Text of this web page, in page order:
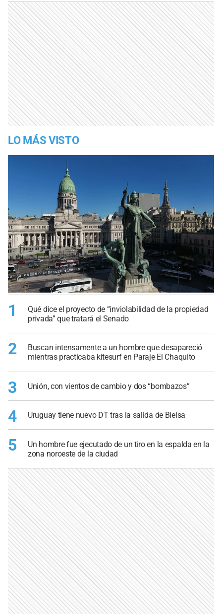
LO MÁS VISTO
1
Qué dice el proyecto de “inviolabilidad de la propiedad
privada” que tratará el Senado
2
Buscan intensamente a un hombre que desapareció
mientras practicaba kitesurf en Paraje El Chaquito
3 Unión, con vientos de cambio y dos “bombazos”
4 Uruguay tiene nuevo DT tras la salida de Bielsa
5
Un hombre fue ejecutado de un tiro en la espalda en la
zona noroeste de la ciudad